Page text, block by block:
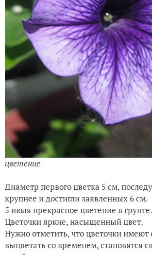
цветение
Диаметр первого цветка 5 см,
крупнее и достигли заявленных 6 см.
5 июля прекрасное цветение в грунте.
Цветочки яркие, насыщенный цвет.
Нужно отметить, что цветочки имеют
выцветать со временем, становятся